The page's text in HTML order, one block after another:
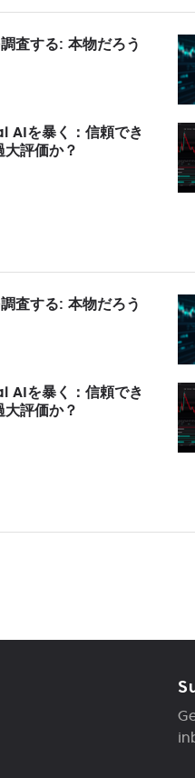
査する: 本物だろう
AIを暴く：信頼でき
評価か？
査する: 本物だろう
AIを暴く：信頼でき
評価か？